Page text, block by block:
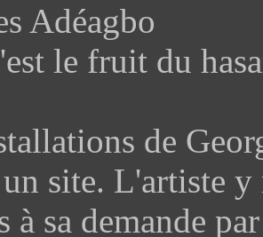
Adéagbo
le fruit du
de
site. L'artiste
à sa demande